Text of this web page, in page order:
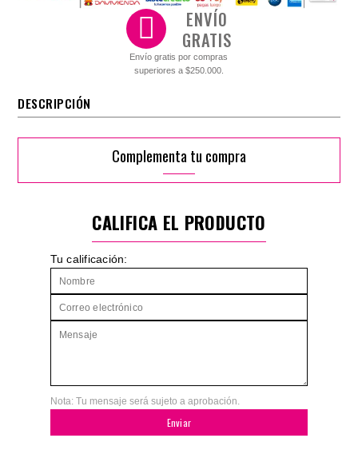
ENVÍO
GRATIS
Envío gratis por compras
superiores a $250.000.
DESCRIPCIÓN
Complementa tu compra
CALIFICA EL PRODUCTO
Tu calificación:
Nota: Tu mensaje será sujeto a aprobación.
Enviar